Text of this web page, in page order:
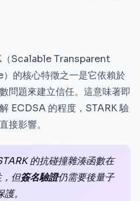
Scalable Transparent
核心特徵之一是它依賴於
問題來建立信任。這意味著即
ECDSA 的程度，STARK 驗
接影響。
的抗碰撞雜湊函數在
但簽名驗證仍需要後量子
。